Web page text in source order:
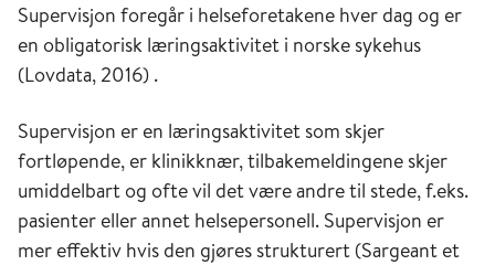
Supervisjon foregår i helseforetakene hver dag og er
en obligatorisk læringsaktivitet i norske sykehus
(Lovdata, 2016) .
Supervisjon er en læringsaktivitet som skjer
fortløpende, er klinikknær, tilbakemeldingene skjer
umiddelbart og ofte vil det være andre til stede, f.eks.
pasienter eller annet helsepersonell. Supervisjon er
mer effektiv hvis den gjøres strukturert (Sargeant et